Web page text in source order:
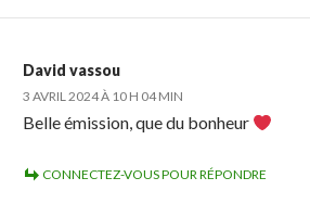
David vassou
3 AVRIL 2024 À 10 H 04 MIN
Belle émission, que du bonheur
CONNECTEZ-VOUS POUR RÉPONDRE